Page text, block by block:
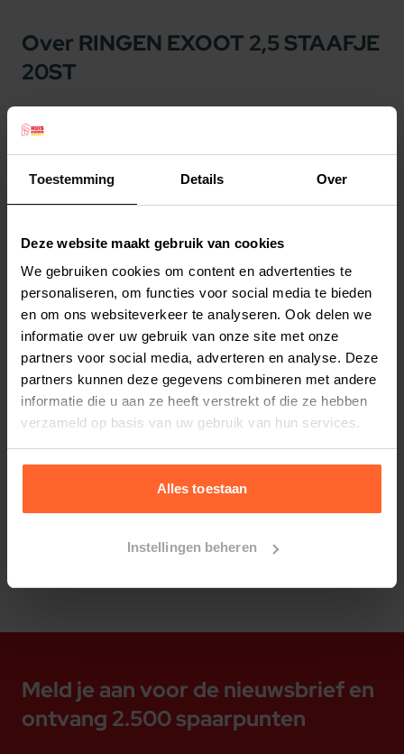
Toestemming Details Over
Deze website maakt gebruik van cookies
We gebruiken cookies om content en advertenties te
personaliseren, om functies voor social media te bieden
en om ons websiteverkeer te analyseren. Ook delen we
informatie over uw gebruik van onze site met onze
partners voor social media, adverteren en analyse. Deze
partners kunnen deze gegevens combineren met andere
informatie die u aan ze heeft verstrekt of die ze hebben
verzameld op basis van uw gebruik van hun services.
Alles toestaan
Instellingen beheren
Over RINGEN EXOOT 2,5 STAAFJE
20ST
Vogelringen voor tropische vogels. Staafje per
Elke
2 weken
Elke
4 weken
Elke
6 weken
Elke
8 weken
Elke
Elke
12 weken
Bestelherinnering instellen
Meld je aan voor de nieuwsbrief en
ontvang 2.500 spaarpunten